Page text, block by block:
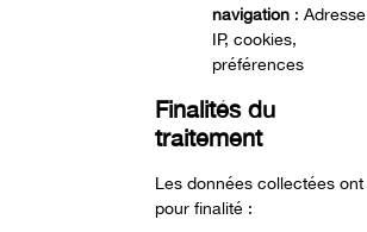
navigation : Adresse
IP, cookies,
préférences
Finalités du
traitement
Les données collectées ont
pour finalité :